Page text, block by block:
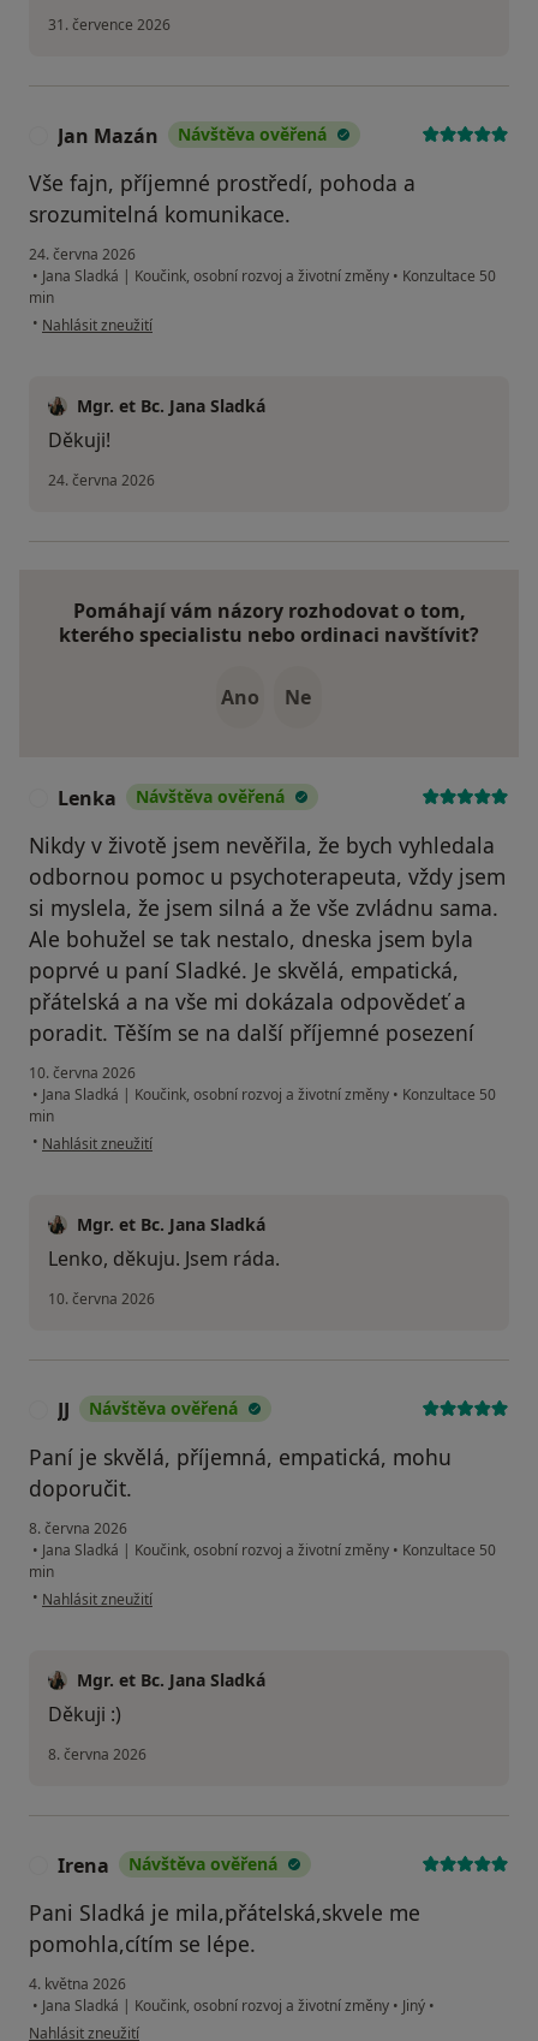
31. července 2026
Jan Mazán Návštěva ověřená
Vše fajn, příjemné prostředí, pohoda a
srozumitelná komunikace.
24. června 2026
• Jana Sladká | Koučink, osobní rozvoj a životní změny • Konzultace 50
min
• podle názoru uživatele Jan Mazán
Nahlásit zneužití
Mgr. et Bc. Jana Sladká
Děkuji!
24. června 2026
Pomáhají vám názory rozhodovat o tom,
kterého specialistu nebo ordinaci navštívit?
Ano Ne
Lenka Návštěva ověřená
Nikdy v životě jsem nevěřila, že bych vyhledala
odbornou pomoc u psychoterapeuta, vždy jsem
si myslela, že jsem silná a že vše zvládnu sama.
Ale bohužel se tak nestalo, dneska jsem byla
poprvé u paní Sladké. Je skvělá, empatická,
přátelská a na vše mi dokázala odpovědeť a
poradit. Těším se na další příjemné posezení
10. června 2026
• Jana Sladká | Koučink, osobní rozvoj a životní změny • Konzultace 50
min
• podle názoru uživatele Lenka
Nahlásit zneužití
Mgr. et Bc. Jana Sladká
Lenko, děkuju. Jsem ráda.
10. června 2026
JJ Návštěva ověřená
Paní je skvělá, příjemná, empatická, mohu
doporučit.
8. června 2026
• Jana Sladká | Koučink, osobní rozvoj a životní změny • Konzultace 50
min
• podle názoru uživatele JJ
Nahlásit zneužití
Mgr. et Bc. Jana Sladká
Děkuji :)
8. června 2026
Irena Návštěva ověřená
Pani Sladká je mila,přátelská,skvele me
pomohla,cítím se lépe.
4. května 2026
• Jana Sladká | Koučink, osobní rozvoj a životní změny • Jiný •
podle názoru uživatele Irena
Nahlásit zneužití